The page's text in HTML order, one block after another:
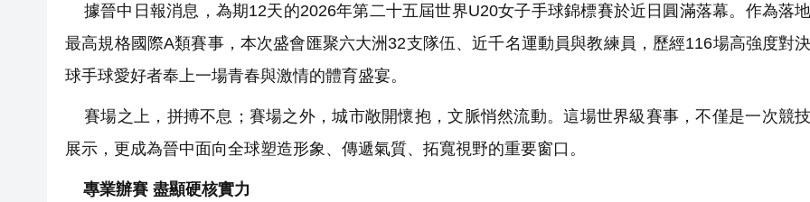
據晉中日報消息，為期12天的2026年第二十五屆世界U20女子手球錦標賽於近日圓滿落幕。作為落
最高規格國際A類賽事，本次盛會匯聚六大洲32支隊伍、近千名運動員與教練員，歷經116場高強度對
球手球愛好者奉上一場青春與激情的體育盛宴。
賽場之上，拼搏不息；賽場之外，城市敞開懷抱，文脈悄然流動。這場世界級賽事，不僅是一次競
展示，更成為晉中面向全球塑造形象、傳遞氣質、拓寬視野的重要窗口。
專業辦賽 盡顯硬核實力